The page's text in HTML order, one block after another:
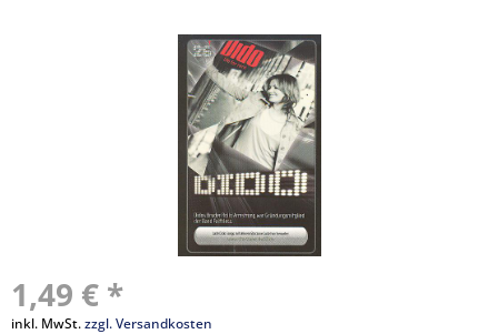
1,49 € *
inkl. MwSt.zzgl. Versandkosten